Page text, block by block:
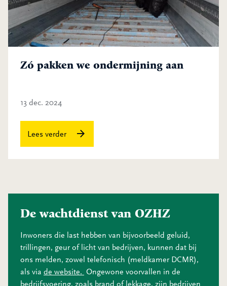
Zó pakken we ondermijning aan
13 dec. 2024
Lees verder
De wachtdienst van OZHZ
Inwoners die last hebben van bijvoorbeeld geluid,
trillingen, geur of licht van bedrijven, kunnen dat bij
ons melden, zowel telefonisch (meldkamer DCMR),
als via de website. Ongewone voorvallen in de
bedrijfsvoering, zoals brand of lekkage, zijn bedrijven